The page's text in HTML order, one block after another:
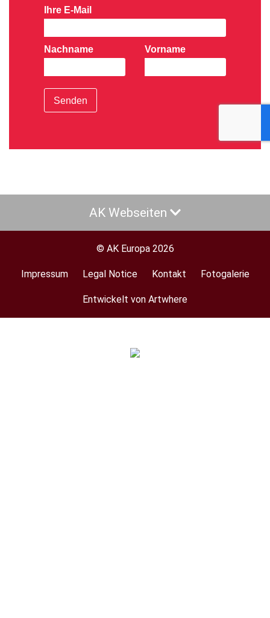
Ihre E-Mail
Nachname Vorname
Senden
AK Webseiten
© AK Europa 2026
Footer
Impressum Legal Notice Kontakt Fotogalerie
Entwickelt von Artwhere